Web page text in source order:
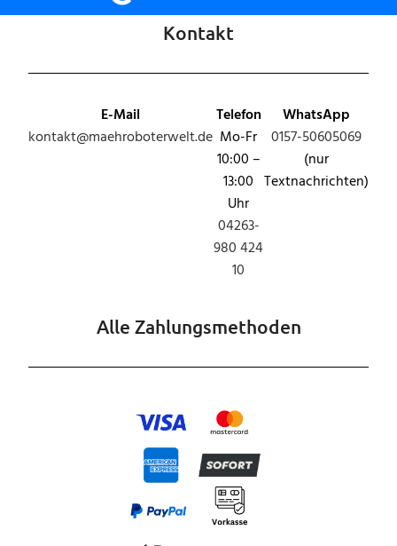
Kontakt
E-Mail
kontakt@maehroboterwelt.de
Telefon
Mo-Fr
10:00 –
13:00
Uhr
04263-
980 424
10
WhatsApp
0157-50605069
(nur
Textnachrichten)
Alle Zahlungsmethoden